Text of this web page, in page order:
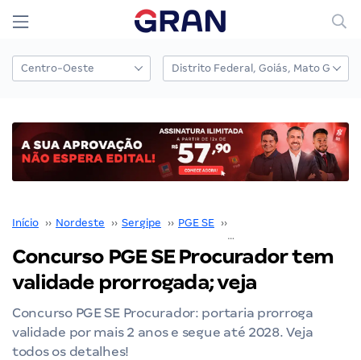
Início ›› Nordeste ›› Sergipe ›› PGE SE ››
Concurso PGE SE Procurador tem
validade prorrogada; veja
Concurso PGE SE Procurador: portaria prorroga
validade por mais 2 anos e segue até 2028. Veja
todos os detalhes!